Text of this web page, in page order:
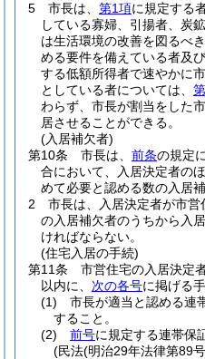
5
市長は、 第1項に規定する
している寡婦、引揚者、炭
は生活環境の改善を図るべ
める要件を備えている者及
する低額所得者で速やかに
としている者については、
わらず、市長が割当をした
居させることができる。
(入居補欠者)
第10条
市長は、 前条の規定
合において、入居決定者の
めて必要と認める数の入居
2
市長は、入居決定者が市営
の入居補欠者のうちから入
ければならない。
(住宅入居の手続)
第11条
市営住宅の入居決定
以内に、 次の各号に掲げる
(1)
市長が適当と認める連
すること。
(2)
前号に規定する連帯保
(民法(明治29年法律第89